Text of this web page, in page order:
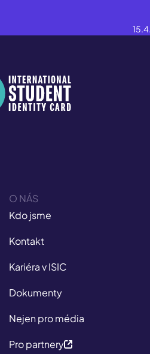
O NÁS
Kdo jsme
Kontakt
Kariéra v ISIC
Dokumenty
Nejen pro média
Pro partnery